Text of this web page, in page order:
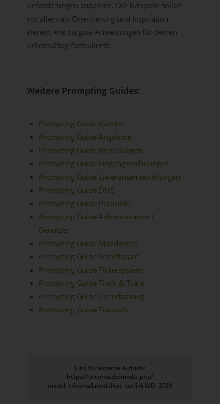
Anforderungen anpassen. Die Beispiele sollen
vor allem als Orientierung und Inspiration
dienen, wie du gute Anweisungen für deinen
Arbeitsalltag formulierst.
Weitere Prompting Guides:
Prompting Guide Kunden
Prompting Guide Angebote
Prompting Guide Bestellungen
Prompting Guide Eingangsrechnungen
Prompting Guide Lieferantenbestellungen
Prompting Guide DMS
Prompting Guide Produkte
Prompting Guide Administration /
Benutzer
Prompting Guide Mandanten
Prompting Guide Smartboard
Prompting Guide Ticketsystem
Prompting Guide Track & Trace
Prompting Guide Zeiterfassung
Prompting Guide Tutorials
Link für externe Aufrufe:
https://tricoma.de/modul.php?
modul=tricoma&modulkat=tutlink&ID=3089